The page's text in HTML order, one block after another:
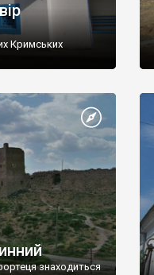
Кримських
знаходиться